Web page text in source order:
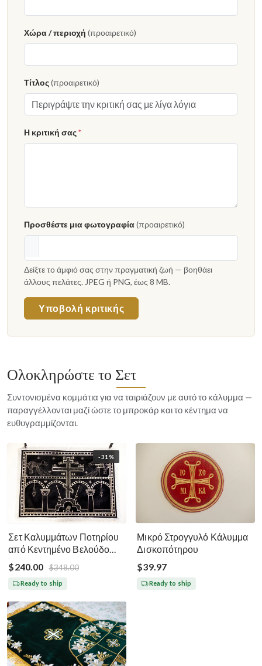
Χώρα / περιοχή (προαιρετικό)
Τίτλος(προαιρετικό)
Η κριτική σας*
Προσθέστε μια φωτογραφία(προαιρετικό)
Δείξτε το άμφιό σας στην πραγματική ζωή — βοηθάει
άλλους πελάτες. JPEG ή PNG, έως 8 MB.
Υποβολή κριτικής
Ολοκληρώστε το Σετ
Συντονισμένα κομμάτια για να ταιριάζουν με αυτό το κάλυμμα —
παραγγέλλονται μαζί ώστε το μπροκάρ και το κέντημα να
ευθυγραμμίζονται.
-31%
Σετ Καλυμμάτων Ποτηρίου
από Κεντημένο Βελούδο
Μεγάλη Σαρακοστή - Μαύρο
Ασημί Χρυσό
$240.00 $348.00
Ready to ship
Μικρό Στρογγυλό Κάλυμμα
Δισκοπότηρου
$39.97
Ready to ship